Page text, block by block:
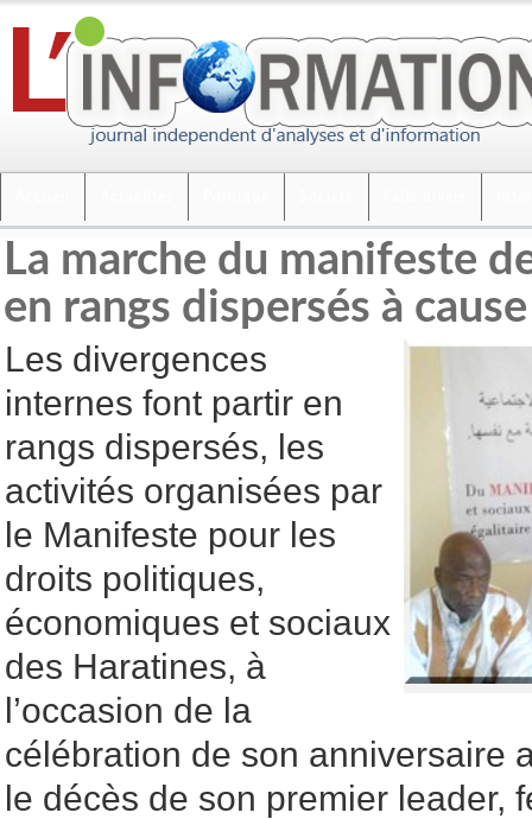
La marche du manifeste
en rangs dispersés à
Les divergences
internes font partir en
rangs dispersés, les
activités organisées par
le Manifeste pour les
droits politiques,
économiques et sociaux
des Haratines, à
l’occasion de la
célébration de son anniversaire
le décès de son premier leader,